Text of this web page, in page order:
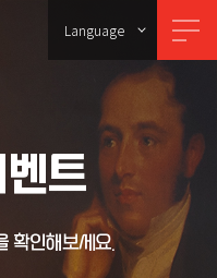
Language
트
확인해보세요.